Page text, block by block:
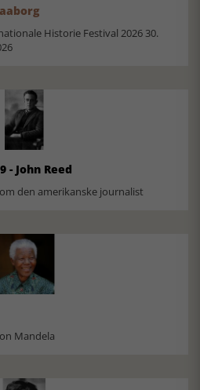
Historie Festival 2026 30.
John Reed
den amerikanske journalist
Mandela